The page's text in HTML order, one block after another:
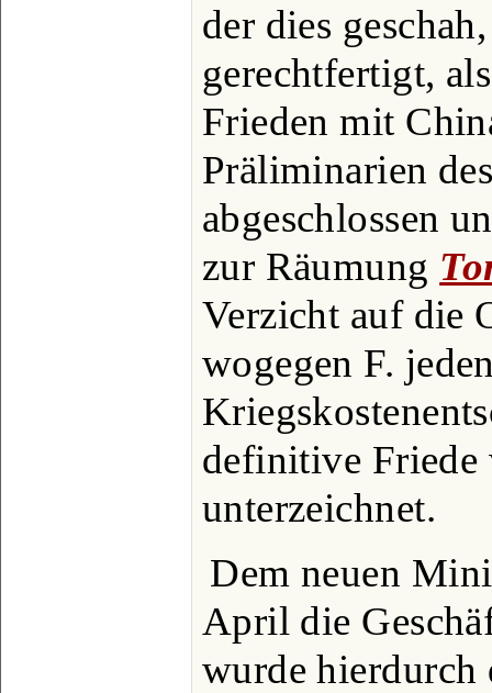
der dies
gerechtfertigt,
Frieden mit
Präliminarien
abgeschlossen
zur Räumung
Verzicht auf die
wogegen F.
definitive Friede
unterzeichnet.
Dem neuen
April die
wurde hierdurch